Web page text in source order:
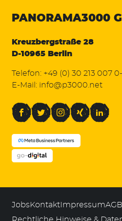
PANORAMA3000
Kreuzbergstraße 28
D-10965 Berlin
Telefon: +49 (0) 30 213 007
E-Mail: info@p3000.net
FacebookTwitterInstagramXing LinkedIn
JobsKontakt ImpressumAGB